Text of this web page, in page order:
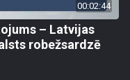
00:02:44
– Latvijas
robežsardzē